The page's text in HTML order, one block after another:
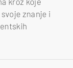
znanje i